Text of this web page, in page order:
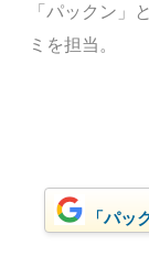
「パックン」
ミを担当。
「パッ